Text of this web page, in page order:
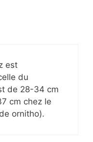
est
du
de 28-34 cm
cm chez le
ornitho).